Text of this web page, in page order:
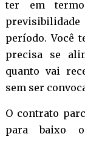
ter em
período. Você
precisa se
quanto vai
sem ser
O contrato
para baixo